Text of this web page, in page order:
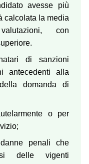
avesse più
calcolata la media
con
di sanzioni
antecedenti alla
domanda di
o per
penali che
delle vigenti